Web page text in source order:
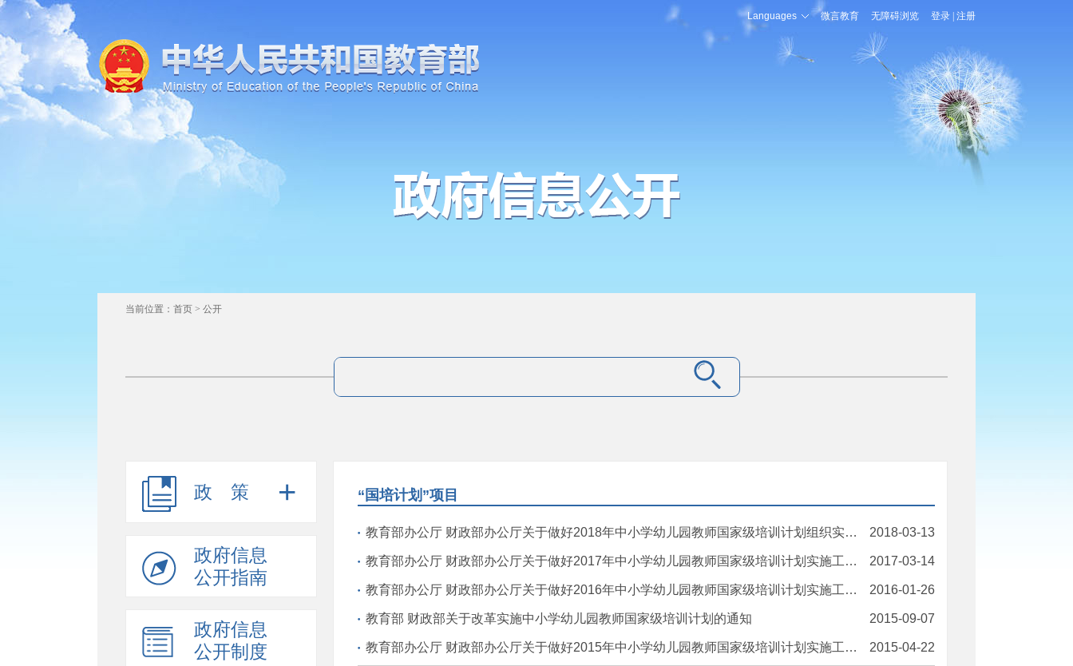
Languages 微言教育 无障碍浏览 登录 注册
当前位置： 首页 > 公开
政策
政府信息
公开指南
政府信息
公开制度
“国培计划”项目
2018-03-13
教育部办公厅 财政部办公厅关于做好2018年中小学幼儿园教师国家级培训计划组织实施工作的通知
2017-03-14
教育部办公厅 财政部办公厅关于做好2017年中小学幼儿园教师国家级培训计划实施工作的通知
2016-01-26
教育部办公厅 财政部办公厅关于做好2016年中小学幼儿园教师国家级培训计划实施工作的通知
2015-09-07
教育部 财政部关于改革实施中小学幼儿园教师国家级培训计划的通知
2015-04-22
教育部办公厅 财政部办公厅关于做好2015年中小学幼儿园教师国家级培训计划实施工作的通知